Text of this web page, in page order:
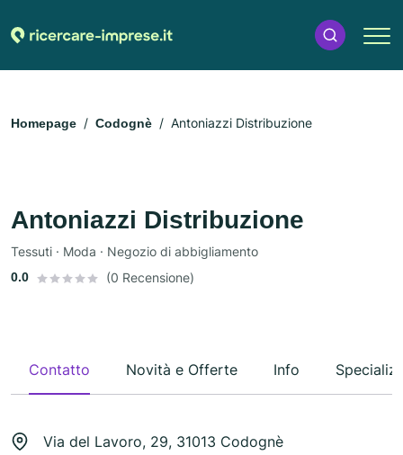
Homepage Codognè Antoniazzi Distribuzione
Antoniazzi Distribuzione
Tessuti · Moda · Negozio di abbigliamento
0.0 (0 Recensione)
Contatto Novità e Offerte Info
Via del Lavoro, 29, 31013 Codognè